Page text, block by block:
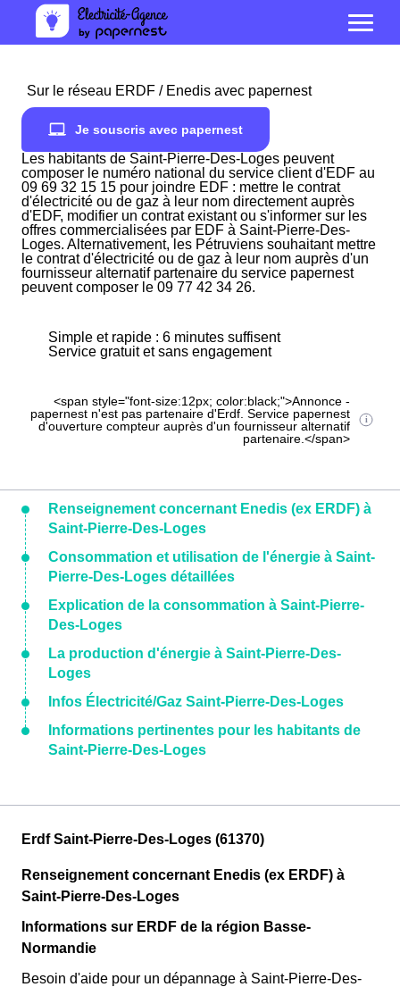
Sur le réseau ERDF / Enedis avec papernest
Je souscris avec papernest
Les habitants de Saint-Pierre-Des-Loges peuvent
composer le numéro national du service client d'EDF au
09 69 32 15 15 pour joindre EDF : mettre le contrat
d'électricité ou de gaz à leur nom directement auprès
d'EDF, modifier un contrat existant ou s'informer sur les
offres commercialisées par EDF à Saint-Pierre-Des-
Loges. Alternativement, les Pétruviens souhaitant mettre
le contrat d'électricité ou de gaz à leur nom auprès d'un
fournisseur alternatif partenaire du service papernest
peuvent composer le 09 77 42 34 26.
Simple et rapide : 6 minutes suffisent
Service gratuit et sans engagement
<span style="font-size:12px; color:black;">Annonce -
papernest n'est pas partenaire d'Erdf. Service papernest
d'ouverture compteur auprès d'un fournisseur alternatif
partenaire.</span>
Renseignement concernant Enedis (ex ERDF) à
Saint-Pierre-Des-Loges
Consommation et utilisation de l'énergie à Saint-
Pierre-Des-Loges détaillées
Explication de la consommation à Saint-Pierre-
Des-Loges
La production d'énergie à Saint-Pierre-Des-
Loges
Infos Électricité/Gaz Saint-Pierre-Des-Loges
Informations pertinentes pour les habitants de
Saint-Pierre-Des-Loges
Erdf Saint-Pierre-Des-Loges (61370)
Renseignement concernant Enedis (ex ERDF) à
Saint-Pierre-Des-Loges
Informations sur ERDF de la région Basse-
Normandie
Besoin d'aide pour un dépannage à Saint-Pierre-Des-